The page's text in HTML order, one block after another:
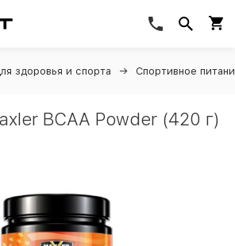
здоровья и спорта Спортивное
BCAA Powder (420 г)